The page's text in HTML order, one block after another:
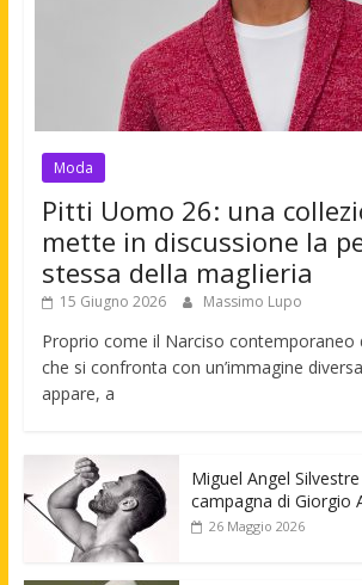
Moda
Pitti Uomo 26: una
mette in discussione la
stessa della maglieria
15 Giugno 2026 Massimo Lupo
Proprio come il Narciso contemporaneo
che si confronta con un’immagine
appare, a
Miguel Angel Silvestre
campagna di Giorgio
26 Maggio 2026